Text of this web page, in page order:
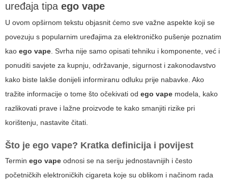
uređaja tipa ego vape
U ovom opširnom tekstu objasnit ćemo sve važne aspekte koji se
povezuju s popularnim uređajima za elektroničko pušenje poznatim
kao ego vape. Svrha nije samo opisati tehniku i komponente, već i
ponuditi savjete za kupnju, održavanje, sigurnost i zakonodavstvo
kako biste lakše donijeli informiranu odluku prije nabavke. Ako
tražite informacije o tome što očekivati od ego vape modela, kako
razlikovati prave i lažne proizvode te kako smanjiti rizike pri
korištenju, nastavite čitati.
Što je ego vape? Kratka definicija i povijest
Termin ego vape odnosi se na seriju jednostavnijih i često
početničkih elektroničkih cigareta koje su oblikom i načinom rada